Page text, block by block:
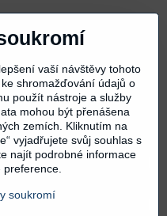
vaší návštěvy tohoto
shromažďování údajů o
použít nástroje a služby
mohou být přenášena
zemích. Kliknutím na
vyjadřujete svůj souhlas s
najít podrobné informace
soukromí